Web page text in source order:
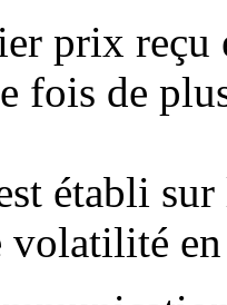
prix reçu
fois de
établi